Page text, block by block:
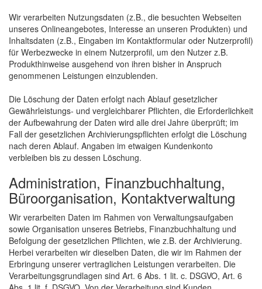
Wir verarbeiten Nutzungsdaten (z.B., die besuchten Webseiten
unseres Onlineangebotes, Interesse an unseren Produkten) und
Inhaltsdaten (z.B., Eingaben im Kontaktformular oder Nutzerprofil)
für Werbezwecke in einem Nutzerprofil, um den Nutzer z.B.
Produkthinweise ausgehend von ihren bisher in Anspruch
genommenen Leistungen einzublenden.
Die Löschung der Daten erfolgt nach Ablauf gesetzlicher
Gewährleistungs- und vergleichbarer Pflichten, die Erforderlichkeit
der Aufbewahrung der Daten wird alle drei Jahre überprüft; im
Fall der gesetzlichen Archivierungspflichten erfolgt die Löschung
nach deren Ablauf. Angaben im etwaigen Kundenkonto
verbleiben bis zu dessen Löschung.
Administration, Finanzbuchhaltung,
Büroorganisation, Kontaktverwaltung
Wir verarbeiten Daten im Rahmen von Verwaltungsaufgaben
sowie Organisation unseres Betriebs, Finanzbuchhaltung und
Befolgung der gesetzlichen Pflichten, wie z.B. der Archivierung.
Herbei verarbeiten wir dieselben Daten, die wir im Rahmen der
Erbringung unserer vertraglichen Leistungen verarbeiten. Die
Verarbeitungsgrundlagen sind Art. 6 Abs. 1 lit. c. DSGVO, Art. 6